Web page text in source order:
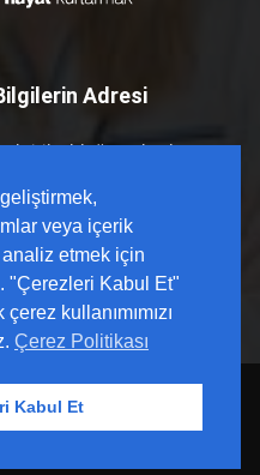
Adresi
kritik olduğu anlarda
platformu olarak; sahada
desteklenmiş ve hızlı
buluşturuyoruz.
Merkezi
veya içerik
etmek için
"Çerezleri Kabul Et"
kullanımımızı
Çerez Politikası
Kabul Et